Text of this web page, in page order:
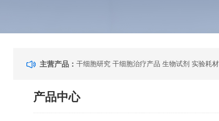
主营产品：干细胞研究 干细胞治疗产品 生物试剂 实验耗
产品中心